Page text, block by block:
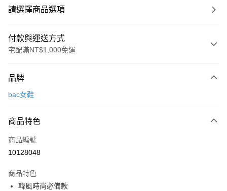
請選擇商品選項
付款與運送方式
宅配滿NT$1,000免運
信用卡一次付款
Apple Pay
街口支付
宅配
品牌
bac女鞋
商品特色
商品編號
10128048
商品特色
韓風時尚必備款